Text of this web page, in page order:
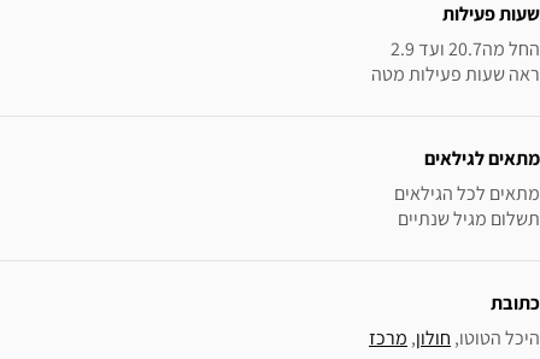
שעות פעילות
ראה שעות פעילות מטה
מתאים לגילאים
תשלום מגיל שנתיים
כתובת
היכל הטוטו, חולון, מרכז